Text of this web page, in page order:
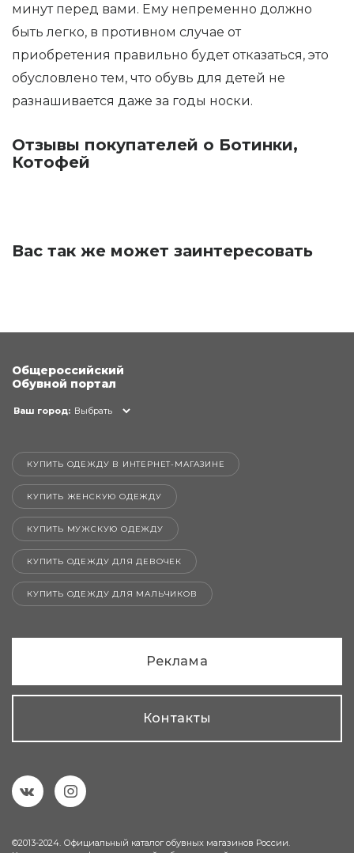
минут перед вами. Ему непременно должно
быть легко, в противном случае от
приобретения правильно будет отказаться, это
обусловлено тем, что обувь для детей не
разнашивается даже за годы носки.
Отзывы покупателей о Ботинки,
Котофей
Вас так же может заинтересовать
Общероссийский
Обувной портал
Ваш город: Выбрать
КУПИТЬ ОДЕЖДУ В ИНТЕРНЕТ-МАГАЗИНЕ
КУПИТЬ ЖЕНСКУЮ ОДЕЖДУ
КУПИТЬ МУЖСКУЮ ОДЕЖДУ
КУПИТЬ ОДЕЖДУ ДЛЯ ДЕВОЧЕК
КУПИТЬ ОДЕЖДУ ДЛЯ МАЛЬЧИКОВ
Реклама
Контакты
©2013-2024. Официальный каталог обувных магазинов России.